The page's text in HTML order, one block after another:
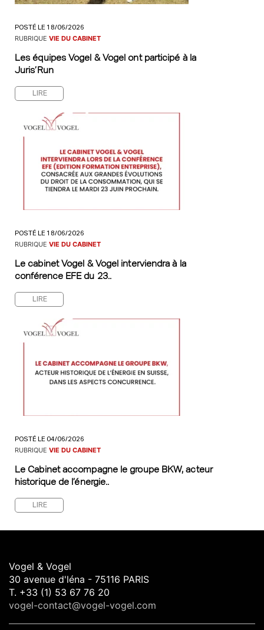
POSTÉ LE 18/06/2026
RUBRIQUE VIE DU CABINET
Les équipes Vogel & Vogel ont participé à la
Juris’Run
LIRE
POSTÉ LE 18/06/2026
RUBRIQUE VIE DU CABINET
Le cabinet Vogel & Vogel interviendra à la
conférence EFE du 23..
LIRE
POSTÉ LE 04/06/2026
RUBRIQUE VIE DU CABINET
Le Cabinet accompagne le groupe BKW, acteur
historique de l’énergie..
LIRE
Vogel & Vogel
30 avenue d'léna - 75116 PARIS
T. +33 (1) 53 67 76 20
vogel-contact@vogel-vogel.com